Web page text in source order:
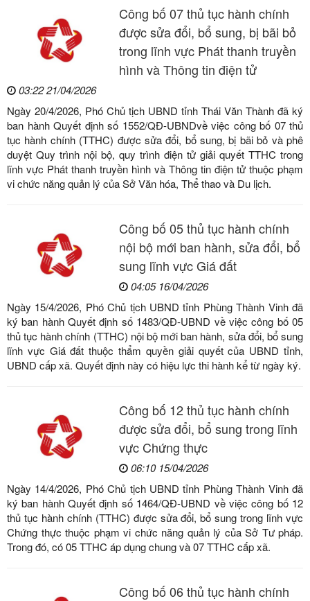
Công bố 07 thủ tục hành chính
được sửa đổi, bổ sung, bị bãi bỏ
trong lĩnh vực Phát thanh truyền
hình và Thông tin điện tử
03:22 21/04/2026
Ngày 20/4/2026, Phó Chủ tịch UBND tỉnh Thái Văn Thành đã ký
ban hành Quyết định số 1552/QĐ-UBNDvề việc công bố 07 thủ
tục hành chính (TTHC) được sửa đổi, bổ sung, bị bãi bỏ và phê
duyệt Quy trình nội bộ, quy trình điện tử giải quyết TTHC trong
lĩnh vực Phát thanh truyền hình và Thông tin điện tử thuộc phạm
vi chức năng quản lý của Sở Văn hóa, Thể thao và Du lịch.
Công bố 05 thủ tục hành chính
nội bộ mới ban hành, sửa đổi, bổ
sung lĩnh vực Giá đất
04:05 16/04/2026
Ngày 15/4/2026, Phó Chủ tịch UBND tỉnh Phùng Thành Vinh đã
ký ban hành Quyết định số 1483/QĐ-UBND về việc công bố 05
thủ tục hành chính (TTHC) nội bộ mới ban hành, sửa đổi, bổ sung
lĩnh vực Giá đất thuộc thẩm quyền giải quyết của UBND tỉnh,
UBND cấp xã. Quyết định này có hiệu lực thi hành kể từ ngày ký.
Công bố 12 thủ tục hành chính
được sửa đổi, bổ sung trong lĩnh
vực Chứng thực
06:10 15/04/2026
Ngày 14/4/2026, Phó Chủ tịch UBND tỉnh Phùng Thành Vinh đã
ký ban hành Quyết định số 1464/QĐ-UBND về việc công bố 12
thủ tục hành chính (TTHC) được sửa đổi, bổ sung trong lĩnh vực
Chứng thực thuộc phạm vi chức năng quản lý của Sở Tư pháp.
Trong đó, có 05 TTHC áp dụng chung và 07 TTHC cấp xã.
Công bố 06 thủ tục hành chính